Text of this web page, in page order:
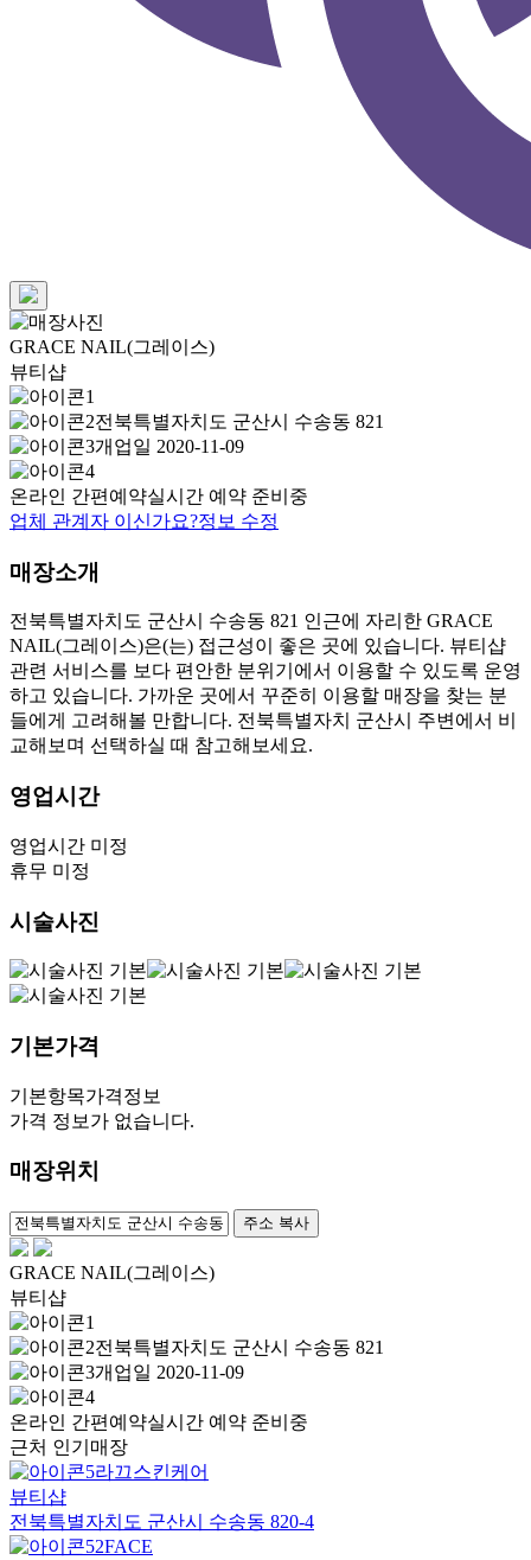
GRACE NAIL(그레이스)
뷰티샵
전북특별자치도 군산시 수송동 821
개업일 2020-11-09
온라인 간편예약실시간 예약 준비중
업체 관계자 이신가요?정보 수정
매장소개
전북특별자치도 군산시 수송동 821 인근에 자리한 GRACE
NAIL(그레이스)은(는) 접근성이 좋은 곳에 있습니다. 뷰티샵
관련 서비스를 보다 편안한 분위기에서 이용할 수 있도록 운영
하고 있습니다. 가까운 곳에서 꾸준히 이용할 매장을 찾는 분
들에게 고려해볼 만합니다. 전북특별자치 군산시 주변에서 비
교해보며 선택하실 때 참고해보세요.
영업시간
영업시간 미정
휴무 미정
시술사진
기본가격
기본항목가격정보
가격 정보가 없습니다.
매장위치
주소 복사
GRACE NAIL(그레이스)
뷰티샵
전북특별자치도 군산시 수송동 821
개업일 2020-11-09
온라인 간편예약실시간 예약 준비중
근처 인기매장
라끄스킨케어
뷰티샵
전북특별자치도 군산시 수송동 820-4
2FACE